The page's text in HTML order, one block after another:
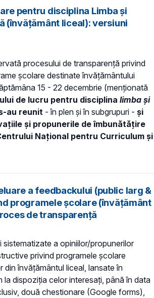
pentru disciplina Limba și
(învățământ liceal): versiuni
procesului de transparență privind
școlare destinate învățământului
15 - 22 decembrie (menționată
de lucru pentru disciplina limba și
au reunit - în plen și în subgrupuri - și
și propunerile de îmbunătățire
Național pentru Curriculum și
a feedbackului (public larg &
programele școlare (învățământ
de transparență
a opiniilor/propunerilor
privind programele școlare
din învățământul liceal, lansate în
la dispoziția celor interesați, până în data
două chestionare (Google forms),